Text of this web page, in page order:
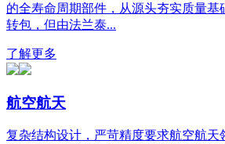
的全寿命周期部件，从源头夯实质量基
转包，但由法兰泰...
了解更多
航空航天
复杂结构设计，严苛精度要求航空航天